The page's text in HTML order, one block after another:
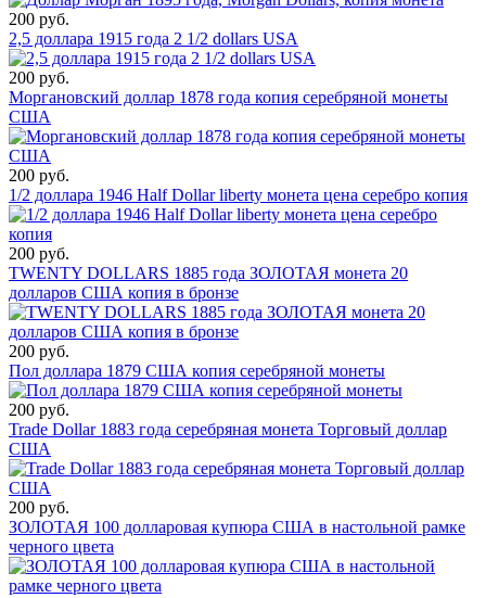
200 руб.
2,5 доллара 1915 года 2 1/2 dollars USA
200 руб.
Моргановский доллар 1878 года копия серебряной монеты
США
200 руб.
1/2 доллара 1946 Half Dollar liberty монета цена серебро копия
200 руб.
TWENTY DOLLARS 1885 года ЗОЛОТАЯ монета 20
долларов США копия в бронзе
200 руб.
Пол доллара 1879 США копия серебряной монеты
200 руб.
Trade Dollar 1883 года серебряная монета Торговый доллар
США
200 руб.
ЗОЛОТАЯ 100 долларовая купюра США в настольной рамке
черного цвета